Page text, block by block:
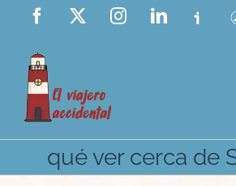
Saltar
contenido
Facebook InstagramLinkedIn
Ivoox
qué ver cerca de